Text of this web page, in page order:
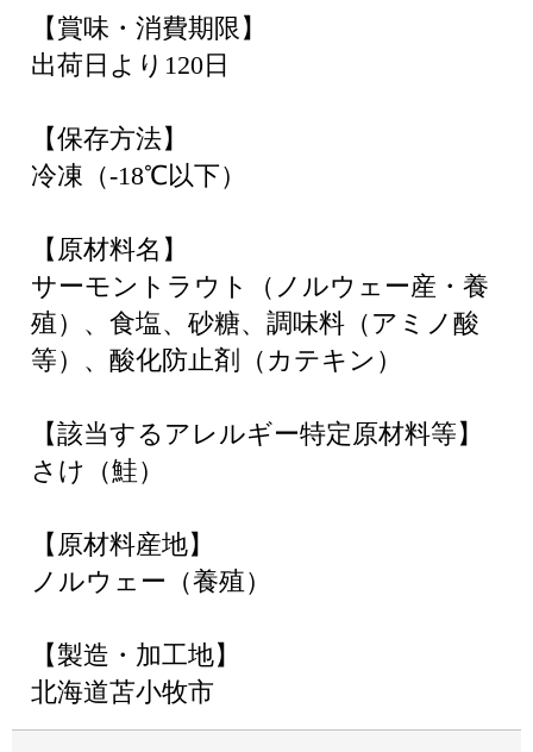
【賞味・消費期限】
出荷日より120日
【保存方法】
冷凍（-18℃以下）
【原材料名】
サーモントラウト（ノルウェー産・養
殖）、食塩、砂糖、調味料（アミノ酸
等）、酸化防止剤（カテキン）
【該当するアレルギー特定原材料等】
さけ（鮭）
【原材料産地】
ノルウェー（養殖）
【製造・加工地】
北海道苫小牧市